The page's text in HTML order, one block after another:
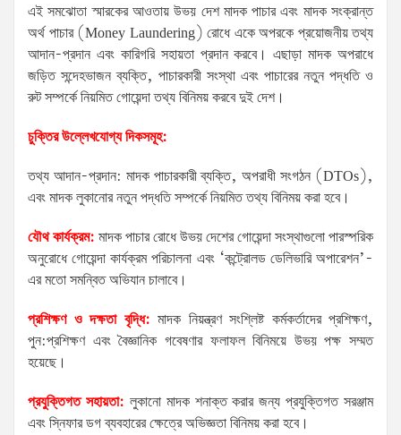
এই সমঝোতা স্মারকের আওতায় উভয় দেশ মাদক পাচার এবং মাদক সংক্রান্ত
অর্থ পাচার (Money Laundering) রোধে একে অপরকে প্রয়োজনীয় তথ্য
আদান-প্রদান এবং কারিগরি সহায়তা প্রদান করবে। এছাড়া মাদক অপরাধে
জড়িত সন্দেহভাজন ব্যক্তি, পাচারকারী সংস্থা এবং পাচারের নতুন পদ্ধতি ও
রুট সম্পর্কে নিয়মিত গোয়েন্দা তথ্য বিনিময় করবে দুই দেশ।
চুক্তির উল্লেখযোগ্য দিকসমূহ:
তথ্য আদান-প্রদান: মাদক পাচারকারী ব্যক্তি, অপরাধী সংগঠন (DTOs),
এবং মাদক লুকানোর নতুন পদ্ধতি সম্পর্কে নিয়মিত তথ্য বিনিময় করা হবে।
যৌথ কার্যক্রম: মাদক পাচার রোধে উভয় দেশের গোয়েন্দা সংস্থাগুলো পারস্পরিক
অনুরোধে গোয়েন্দা কার্যক্রম পরিচালনা এবং ‘কন্ট্রোলড ডেলিভারি অপারেশন’-
এর মতো সমন্বিত অভিযান চালাবে।
প্রশিক্ষণ ও দক্ষতা বৃদ্ধি: মাদক নিয়ন্ত্রণ সংশ্লিষ্ট কর্মকর্তাদের প্রশিক্ষণ,
পুন:প্রশিক্ষণ এবং বৈজ্ঞানিক গবেষণার ফলাফল বিনিময়ে উভয় পক্ষ সম্মত
হয়েছে।
প্রযুক্তিগত সহায়তা: লুকানো মাদক শনাক্ত করার জন্য প্রযুক্তিগত সরঞ্জাম
এবং স্নিফার ডগ ব্যবহারের ক্ষেত্রে অভিজ্ঞতা বিনিময় করা হবে।